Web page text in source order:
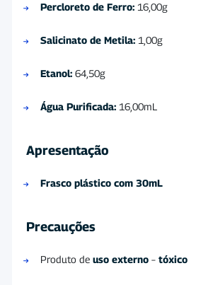
Percloreto de Ferro: 16,00g
Salicinato de Metila: 1,00g
Etanol: 64,50g
Água Purificada: 16,00mL
Apresentação
Frasco plástico com 30mL
Precauções
Produto de uso externo – tóxico